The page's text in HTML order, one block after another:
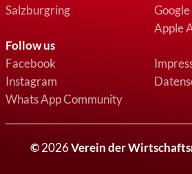
Salzburgring
Follow us
Facebook
Instagram
Whats App Community
Apple
©2026Verein der